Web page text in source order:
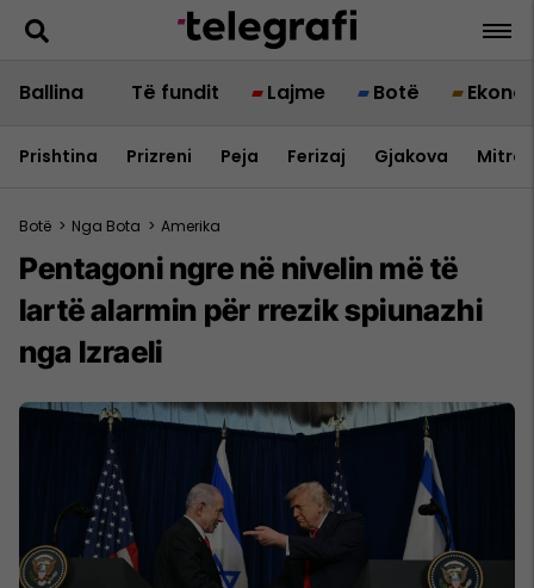
Ballina Të fundit Lajme Botë
Prishtina Prizreni Peja Ferizaj Gjakova
Botë > Nga Bota > Amerika
Pentagoni ngre në nivelin më të
lartë alarmin për rrezik spiunazhi
nga Izraeli